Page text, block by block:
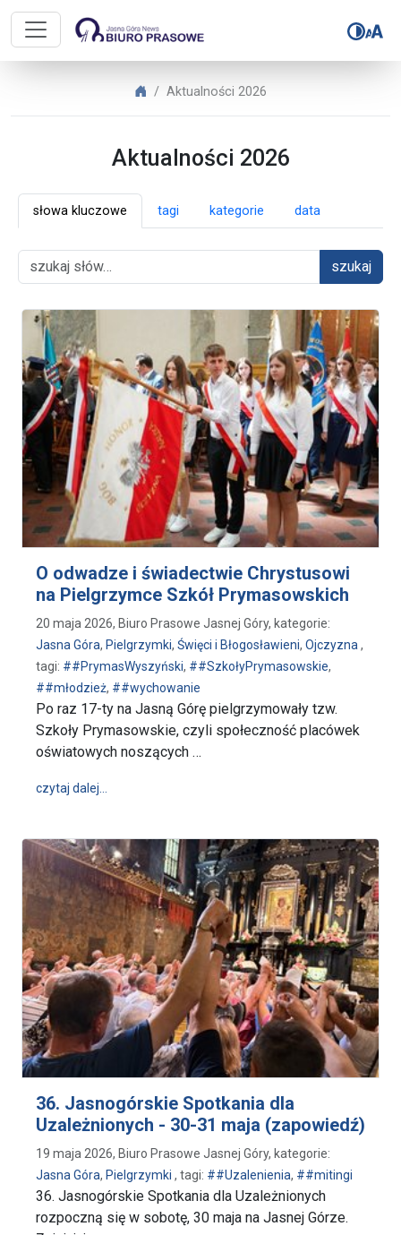
Biuro Prasowe Jasnej Góry –
Biuro Prasowe Jasnej Góry
Aktualności 2026
Aktualności 2026
słowa kluczowe tagi kategorie data
szukaj
O odwadze i świadectwie Chrystusowi
na Pielgrzymce Szkół Prymasowskich
20 maja 2026, Biuro Prasowe Jasnej Góry, kategorie:
Jasna Góra, Pielgrzymki, Święci i Błogosławieni, Ojczyzna,
tagi: ##PrymasWyszyński, ##SzkołyPrymasowskie,
##młodzież, ##wychowanie
Po raz 17-ty na Jasną Górę pielgrzymowały tzw.
Szkoły Prymasowskie, czyli społeczność placówek
oświatowych noszących …
czytaj dalej…
36. Jasnogórskie Spotkania dla
Uzależnionych - 30-31 maja (zapowiedź)
19 maja 2026, Biuro Prasowe Jasnej Góry, kategorie:
Jasna Góra, Pielgrzymki , tagi: ##Uzalenienia, ##mitingi
36. Jasnogórskie Spotkania dla Uzależnionych
rozpoczną się w sobotę, 30 maja na Jasnej Górze.